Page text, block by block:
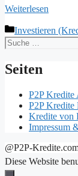
Weiterlesen
Kategorien
Investieren
Suche
nach:
Seiten
P2P Kredite
P2P Kredite
Kredite von
Impressum
@P2P-
Diese Website